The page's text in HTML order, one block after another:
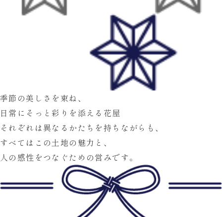
季節の美しさを束ね、
日常にそっと彩りを添える花屋
それぞれは異なるかたちを持ちながらも、
すべてはこの土地の魅力 と、
人の感性 をつなぐための営みです。